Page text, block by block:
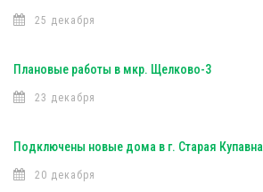
25 декабря
Плановые работы в мкр. Щелково-3
23 декабря
Подключены новые дома в г. Старая Купавна
20 декабря